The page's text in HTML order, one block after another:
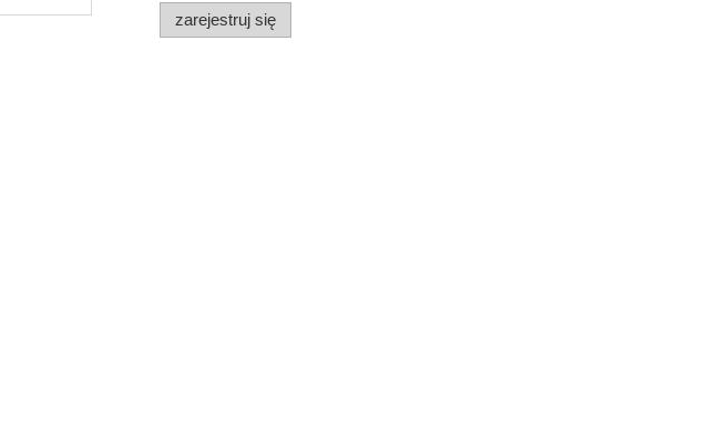
zarejestruj się